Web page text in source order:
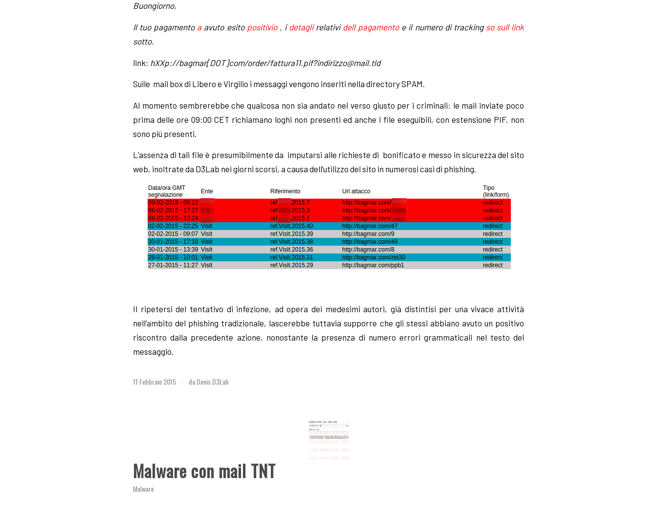
Buongiorno,
Il tuo pagamento aavuto esito positivio, i detaglirelativi dell pagamentoe il numero di tracking so sull link
sotto.
link: hXXp://bagmar[DOT]com/order/fattura11.pif?indirizzo@mail.tld
Sulle mail box di Libero e Virgilio i messaggi vengono inseriti nella directory SPAM.
Al momento sembrerebbe che qualcosa non sia andato nel verso giusto per i criminali: le mail inviate poco
prima delle ore 09:00 CET richiamano loghi non presenti ed anche i file eseguibili, con estensione PIF, non
sono più presenti.
L’assenza di tali file è presumibilmente da imputarsi alle richieste di bonificato e messo in sicurezza del sito
web, inoltrate da D3Lab nei giorni scorsi, a causa dell’utilizzo del sito in numerosi casi di phishing.
Il ripetersi del tentativo di infezione, ad opera dei medesimi autori, già distintisi per una vivace attività
nell’ambito del phishing tradizionale, lascerebbe tuttavia supporre che gli stessi abbiano avuto un positivo
riscontro dalla precedente azione, nonostante la presenza di numero errori grammaticali nel testo del
messaggio.
11 Febbraio 2015 / daDenis D3Lab
Malware con mail TNT
Malware